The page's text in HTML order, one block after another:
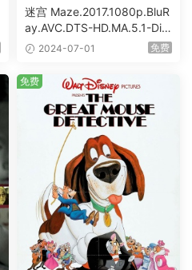
迷宫 Maze.2017.1080p.BluR
ay.AVC.DTS-HD.MA.5.1-DiY
@HDHome [BDISO 19.7GB]
2024-07-01 免费
免费